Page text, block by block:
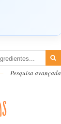
Pesquisa avançada